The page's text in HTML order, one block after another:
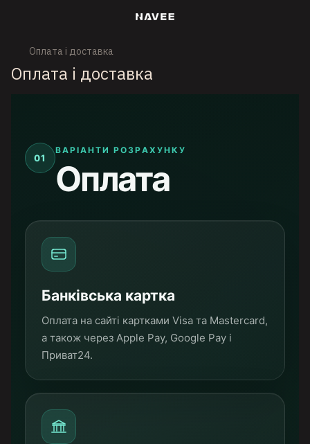
Оплата і доставка
Оплата і доставка
01
ВАРІАНТИ РОЗРАХУНКУ
Оплата
Банківська картка
Оплата на сайті картками Visa та Mastercard,
а також через Apple Pay, Google Pay і
Приват24.